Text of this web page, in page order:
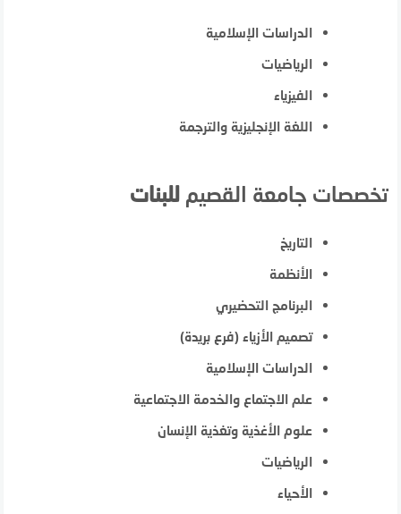
الدراسات الإسلامية
الرياضيات
الفيزياء
اللغة الإنجليزية والترجمة
تخصصات جامعة القصيمللبنات
التاريخ
الأنظمة
البرنامج التحضيري
تصميم الأزياء (فرع بريدة)
الدراسات الإسلامية
علم الاجتماع والخدمة الاجتماعية
علوم الأغذية وتغذية الإنسان
الرياضيات
الأحياء